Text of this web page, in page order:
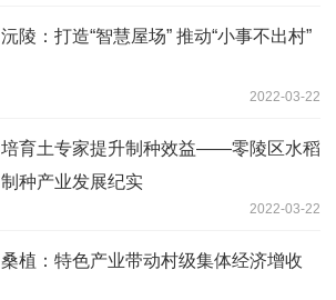
沅陵：打造“智慧屋场” 推动“小事不出村”
2022-03-22
培育土专家提升制种效益——零陵区水稻
制种产业发展纪实
2022-03-22
桑植：特色产业带动村级集体经济增收